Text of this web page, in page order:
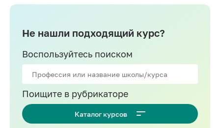
Не нашли подходящий курс?
Воспользуйтесь поиском
Поищите в рубрикаторе
Каталог курсов